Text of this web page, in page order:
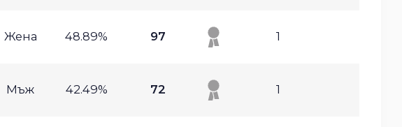
Жена 48.89% 97 1
Мъж 42.49% 72 1